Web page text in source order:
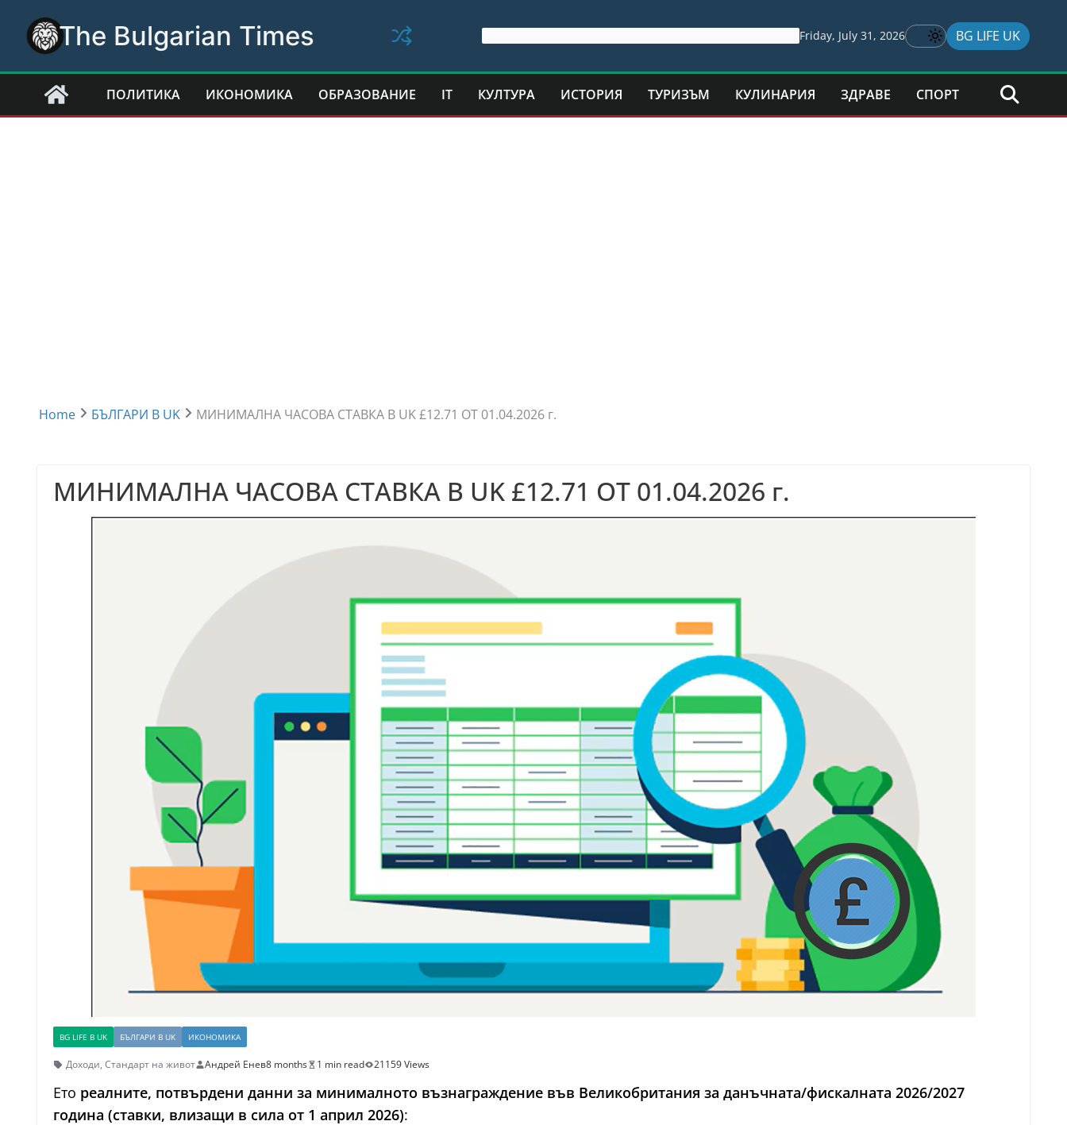
content
The Bulgarian Times Friday, July 31, 2026 BG LIFE UK
ПОЛИТИКА ИКОНОМИКА ОБРАЗОВАНИЕ IT КУЛТУРА ИСТОРИЯ ТУРИЗЪМ КУЛИНАРИЯ ЗДРАВЕ СПОРТ
Home БЪЛГАРИ В UK МИНИМАЛНА ЧАСОВА СТАВКА В UK £12.71 OT 01.04.2026 г.
МИНИМАЛНА ЧАСОВА СТАВКА В UK £12.71 OT 01.04.2026 г.
BG LIFE В UK БЪЛГАРИ В UK ИКОНОМИКА
Доходи, Стандарт на живот Андрей Енев8 months 1 min read 21159 Views
Ето реалните, потвърдени данни за минималното възнаграждение във Великобритания за данъчната/фискалната 2026/2027
година (ставки, влизащи в сила от 1 април 2026):